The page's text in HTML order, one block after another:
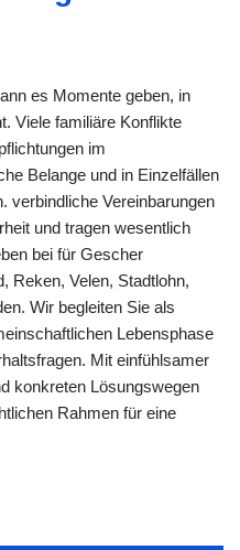
es Momente geben, in
Viele familiäre Konflikte
im
Belange und in Einzelfällen
verbindliche Vereinbarungen
und tragen wesentlich
bei für Gescher
Reken, Velen, Stadtlohn,
Wir begleiten Sie als
Lebensphase
Mit einfühlsamer
konkreten Lösungswegen
Rahmen für eine